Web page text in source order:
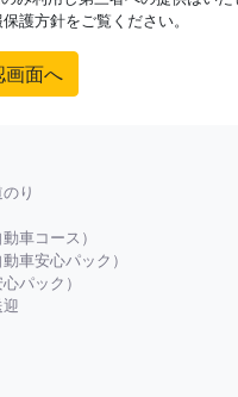
護方針をご覧ください。
画面へ
り
車コース）
車安心パック）
パック）